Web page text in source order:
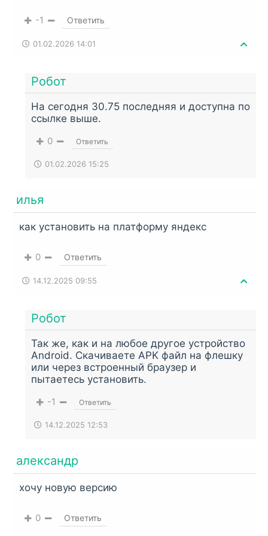
расширение.
Однако, если ссылка подписана, как ZIP или
Commander
-1 Ответить
01.02.2026 14:01
Робот
На сегодня 30.75 последняя и доступна по
ссылке выше.
0 Ответить
01.02.2026 15:25
илья
как установить на платформу яндекс
0 Ответить
14.12.2025 09:55
Робот
Так же, как и на любое другое устройство
Android. Скачиваете APK файл на флешку
или через встроенный браузер и
пытаетесь установить.
-1 Ответить
14.12.2025 12:53
александр
хочу новую версию
0 Ответить